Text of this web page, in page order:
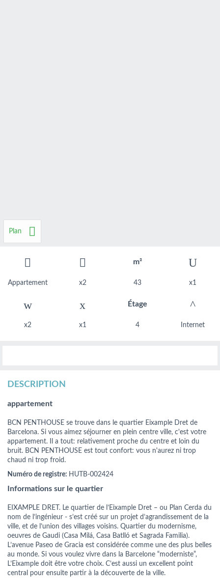
Plan
m²
Appartement x2 43 x1
Étage
x2 x1 4 Internet
DESCRIPTION
appartement
BCN PENTHOUSE se trouve dans le quartier Eixample Dret de
Barcelona. Si vous aimez séjourner en plein centre ville, c'est votre
appartement. Il a tout: relativement proche du centre et loin du
bruit. BCN PENTHOUSE est tout confort: vous n'aurez ni trop
chaud ni trop froid.
Numéro de registre: HUTB-002424
Informations sur le quartier
EIXAMPLE DRET. Le quartier de l’Eixample Dret – ou Plan Cerda du
nom de l’ingénieur - s’est créé sur un projet d’agrandissement de la
ville, et de l’union des villages voisins. Quartier du modernisme,
oeuvres de Gaudi (Casa Milá, Casa Batlló et Sagrada Familia).
L’avenue Paseo de Gracia est considérée comme une des plus belles
au monde. Si vous voulez vivre dans la Barcelone “moderniste”,
L’Eixample doit être votre choix. C’est aussi un excellent point
central pour ensuite partir à la découverte de la ville.